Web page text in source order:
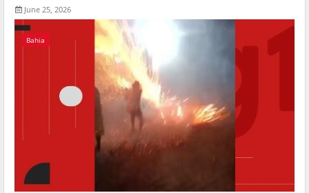
June 25, 2026
Bahia